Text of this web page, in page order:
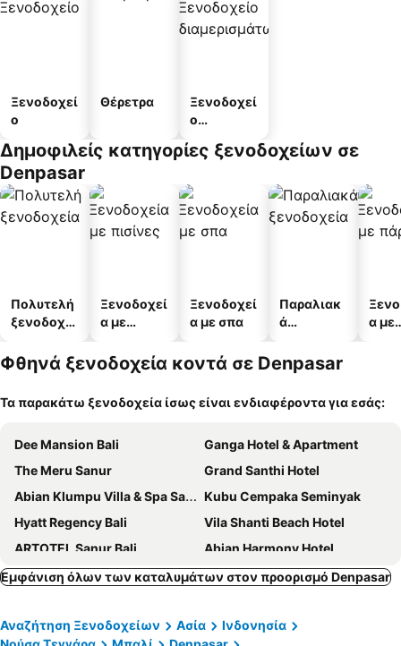
Ξενοδοχεί
ο
Θέρετρα
Ξενοδοχεί
ο
άτων
Δημοφιλείς κατηγορίες ξενοδοχείων σε
Denpasar
Πολυτελή
ξενοδοχεί
Ξενοδοχεί
α με
Ξενοδοχεί
α με σπα
Παραλιακ
ά
α
α με
Φθηνά ξενοδοχεία κοντά σε Denpasar
Τα παρακάτω ξενοδοχεία ίσως είναι ενδιαφέροντα για εσάς:
Dee Mansion Bali
Ganga Hotel & Apartment
The Meru Sanur
Grand Santhi Hotel
Abian Klumpu Villa & Spa Sanur Bali
Kubu Cempaka Seminyak
Hyatt Regency Bali
Vila Shanti Beach Hotel
ARTOTEL Sanur Bali
Abian Harmony Hotel
Inna Bali Heritage Hotel
HARRIS Hotel and Conventions Denpasar Bali
Manzelejepun Villa & Pavilion
Delu Villas & Suite
Εμφάνιση όλων των καταλυμάτων στον προορισμό Denpasar
Αναζήτηση Ξενοδοχείων Ασία
Ινδονησία